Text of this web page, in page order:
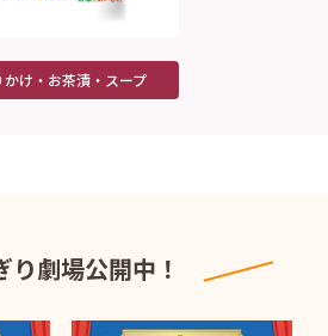
かけ・お茶漬・スープ
り劇場公開中！